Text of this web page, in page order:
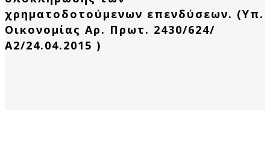
χρηματοδοτούμενων επενδύσεων. (Υπ.
Οικονομίας Αρ. Πρωτ. 2430/624/
Α2/24.04.2015 )